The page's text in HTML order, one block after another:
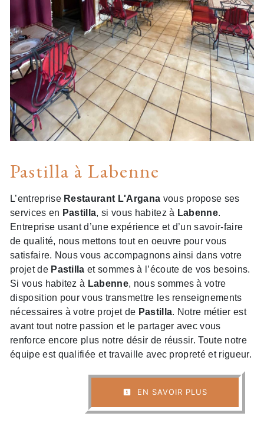
Pastilla à Labenne
L’entreprise Restaurant L'Argana vous propose ses
services en Pastilla, si vous habitez à Labenne.
Entreprise usant d’une expérience et d’un savoir-faire
de qualité, nous mettons tout en oeuvre pour vous
satisfaire. Nous vous accompagnons ainsi dans votre
projet de Pastilla et sommes à l’écoute de vos besoins.
Si vous habitez à Labenne, nous sommes à votre
disposition pour vous transmettre les renseignements
nécessaires à votre projet de Pastilla. Notre métier est
avant tout notre passion et le partager avec vous
renforce encore plus notre désir de réussir. Toute notre
équipe est qualifiée et travaille avec propreté et rigueur.
EN SAVOIR PLUS